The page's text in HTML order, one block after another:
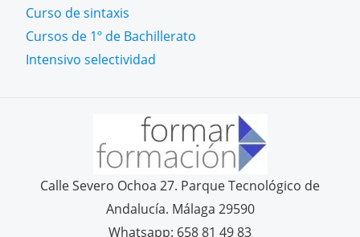
Curso de sintaxis
Cursos de 1º de Bachillerato
Intensivo selectividad
Calle Severo Ochoa 27. Parque Tecnológico de
Andalucía. Málaga 29590
Whatsapp: 658 81 49 83